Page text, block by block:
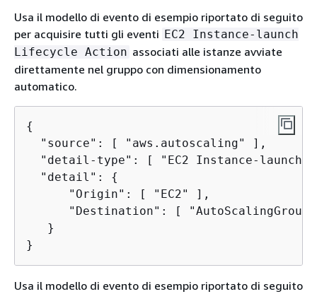
Usa il modello di evento di esempio riportato di seguito
per acquisire tutti gli eventi EC2 Instance-launch
Lifecycle Action associati alle istanze avviate
direttamente nel gruppo con dimensionamento
automatico.
{
  "source": [ "aws.autoscaling" ],
"detail-type": [ "EC2 Instance-launch
  "detail":
{
      "Origin": [ "EC2" ],
"Destination": [
   }
}
Usa il modello di evento di esempio riportato di seguito